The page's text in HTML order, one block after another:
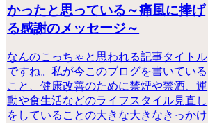
かったと思っている～痛風に捧げ
る感謝のメッセージ～
なんのこっちゃと思われる記事タイトル
ですね。私が今このブログを書いている
こと、健康改善のために禁煙や禁酒、運
動や食生活などのライフスタイル見直し
をしていることの大きな大きなきっかけ